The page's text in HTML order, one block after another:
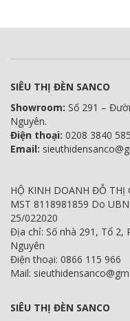
SIÊU THỊ ĐÈN SANCO
Showroom: Số 291 –
Nguyên.
Điện thoại: 0208 3840
Email:
HỘ KINH DOANH ĐỖ THỊ
MST 8118981859 Do
25/022020
Địa chỉ: Số nhà 291, Tổ 2,
Nguyên
Điện thoại: 0866 115 966
Mail:
SIÊU THỊ ĐÈN SANCO